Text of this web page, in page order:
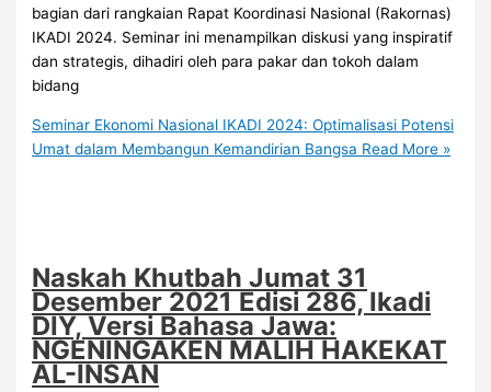
bagian dari rangkaian Rapat Koordinasi Nasional (Rakornas)
IKADI 2024. Seminar ini menampilkan diskusi yang inspiratif
dan strategis, dihadiri oleh para pakar dan tokoh dalam
bidang
Seminar Ekonomi Nasional IKADI 2024: Optimalisasi Potensi
Umat dalam Membangun Kemandirian Bangsa Read More »
Naskah Khutbah Jumat 31
Desember 2021 Edisi 286, Ikadi
DIY, Versi Bahasa Jawa:
NGENINGAKEN MALIH HAKEKAT
AL-INSAN